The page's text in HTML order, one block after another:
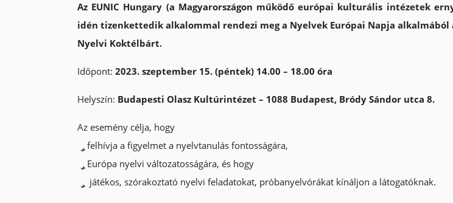
Az EUNIC Hungary (a Magyarországon működő európai kulturális intézetek
idén tizenkettedik alkalommal rendezi meg a Nyelvek Európai Napja
Nyelvi Koktélbárt.
Időpont: 2023. szeptember 15. (péntek) 14.00 – 18.00 óra
Helyszín: Budapesti Olasz Kultúrintézet – 1088 Budapest, Bródy Sándor utca 8.
Az esemény célja, hogy
felhívja a figyelmet a nyelvtanulás fontosságára,
Európa nyelvi változatosságára, és hogy
játékos, szórakoztató nyelvi feladatokat, próbanyelvórákat kínáljon a látogatóknak.